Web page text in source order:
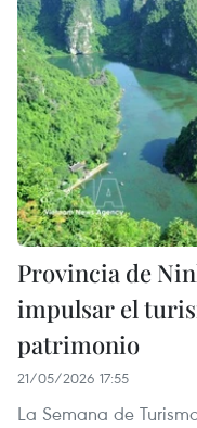
Provincia de
impulsar el
patrimonio
21/05/2026 17:55
La Semana de